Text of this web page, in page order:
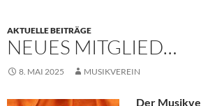
AKTUELLE BEITRÄGE
NEUES MITGLIED…
8. MAI 2025 MUSIKVEREIN
Der